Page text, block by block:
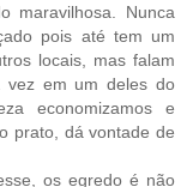
maravilhosa. Nunca
pois até tem um
locais, mas falam
vez em um deles do
economizamos e
prato, dá vontade de
os egredo é não